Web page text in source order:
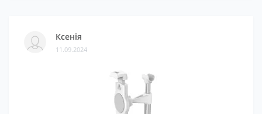
Ксенія
11.09.2024